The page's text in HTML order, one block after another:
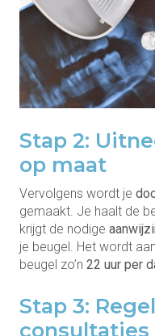
Stap 2:
op maat
Vervolgens wordt je
gemaakt. Je haalt de
krijgt de nodige
je beugel. Het wordt
beugel zo’n 22 uur per
Stap 3:
consultaties